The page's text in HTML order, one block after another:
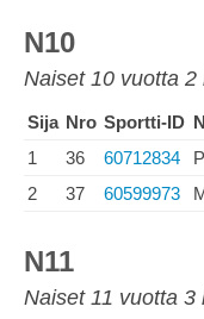
N10
Naiset 10 vuotta 2
Sija Nro Sportti-ID
1
36 60712834
2
37 60599973
N11
Naiset 11 vuotta 3